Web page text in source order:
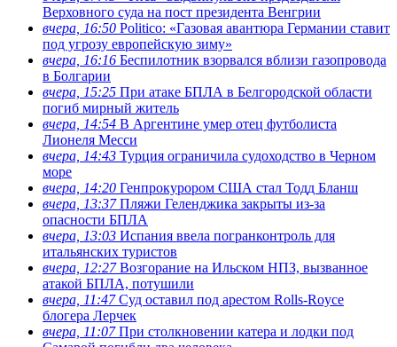
Верховного суда на пост президента Венгрии
вчера, 16:50 Politico: «Газовая авантюра Германии ставит
под угрозу европейскую зиму»
вчера, 16:16 Беспилотник взорвался вблизи газопровода
в Болгарии
вчера, 15:25 При атаке БПЛА в Белгородской области
погиб мирный житель
вчера, 14:54 В Аргентине умер отец футболиста
Лионеля Месси
вчера, 14:43 Турция ограничила судоходство в Черном
море
вчера, 14:20 Генпрокурором США стал Тодд Бланш
вчера, 13:37Пляжи Геленджика закрыты из-за
опасности БПЛА
вчера, 13:03 Испания ввела погранконтроль для
итальянских туристов
вчера, 12:27Возгорание на Ильском НПЗ, вызванное
атакой БПЛА, потушили
вчера, 11:47Суд оставил под арестом Rolls-Royce
блогера Лерчек
вчера, 11:07При столкновении катера и лодки под